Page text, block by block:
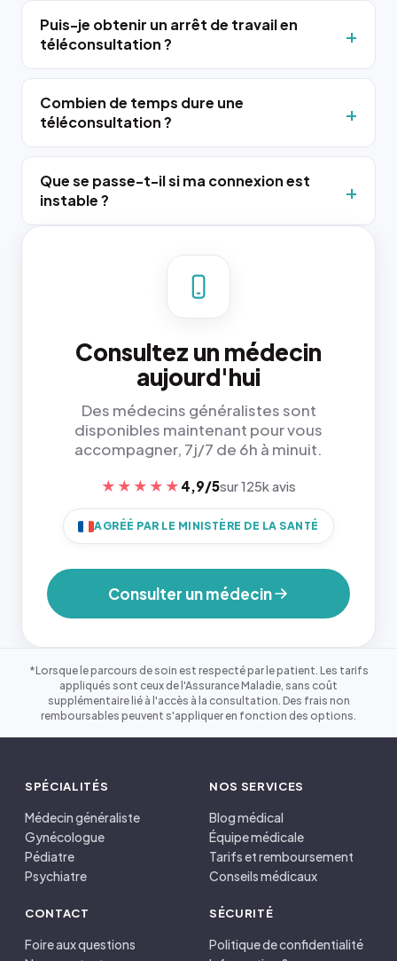
Puis-je obtenir un arrêt de travail en
téléconsultation ?
Combien de temps dure une
téléconsultation ?
Que se passe-t-il si ma connexion est
instable ?
Consultez un médecin
aujourd'hui
Des médecins généralistes sont
disponibles maintenant pour vous
accompagner, 7j/7 de 6h à minuit.
★★★★★ 4,9/5sur 125k avis
AGRÉÉ PAR LE MINISTÈRE DE LA SANTÉ
Consulter un médecin
*Lorsque le parcours de soin est respecté par le patient. Les tarifs
appliqués sont ceux de l'Assurance Maladie, sans coût
supplémentaire lié à l'accès à la consultation. Des frais non
remboursables peuvent s'appliquer en fonction des options.
SPÉCIALITÉS
Médecin généraliste
Gynécologue
Pédiatre
Psychiatre
NOS SERVICES
Blog médical
Équipe médicale
Tarifs et remboursement
Conseils médicaux
CONTACT
Foire aux questions
SÉCURITÉ
Politique de confidentialité